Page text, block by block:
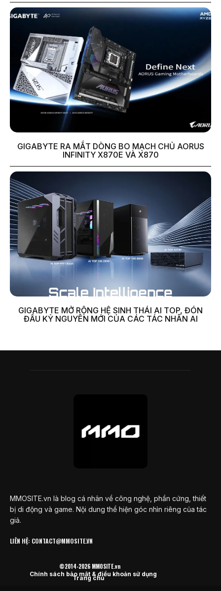
GIGABYTE RA MẮT DÒNG BO MẠCH CHỦ AORUS
INFINITY X870E VÀ X870
GIGABYTE MỞ RỘNG HỆ SINH THÁI AI TOP, ĐÓN
ĐẦU KỶ NGUYÊN MỚI CỦA CÁC TÁC NHÂN AI
MMOSITE.vn là blog cá nhân về công nghệ, phần cứng, thiết
bị di động và game. Nội dung thể hiện góc nhìn riêng của tác
giả.
LIÊN HỆ: CONTACT@MMOSITE.VN
Trang chủ
Chính sách bảo mật & điều khoản sử dụng
©2014-2026 MMOSITE.vn